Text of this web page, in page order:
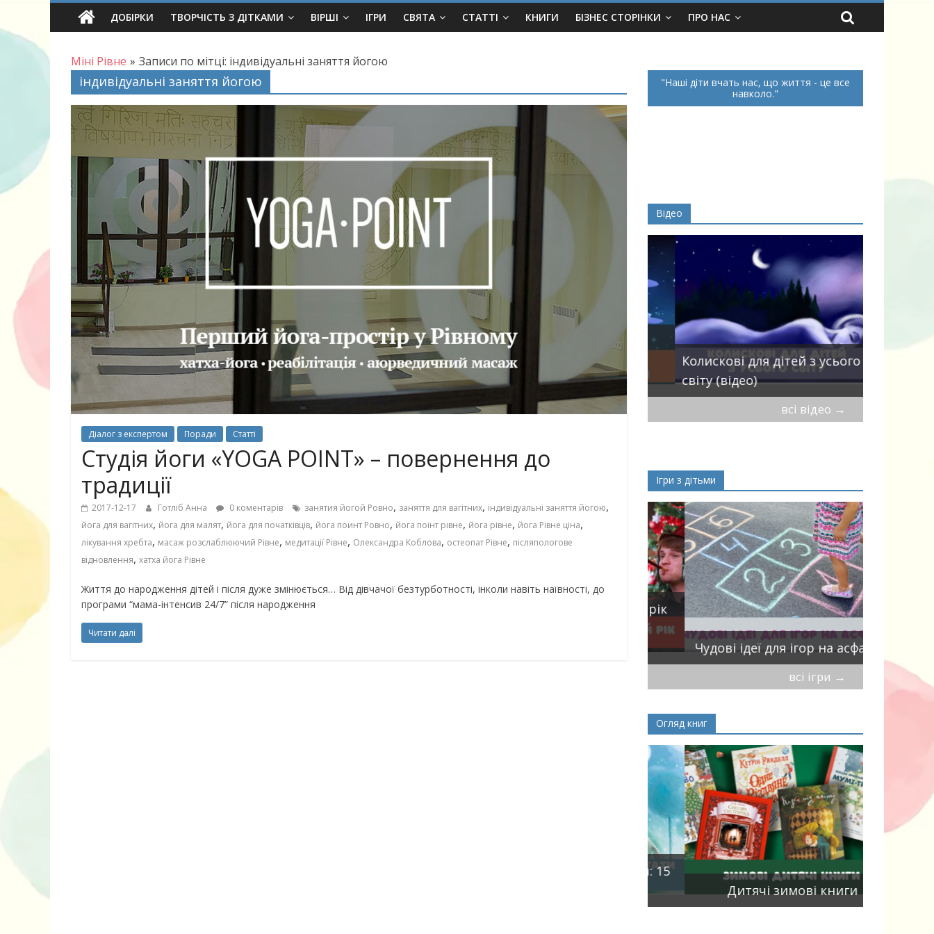
Skip
ДОБІРКИ ТВОРЧІСТЬ З ДІТКАМИ ВІРШІ ІГРИ СВЯТА СТАТТІ КНИГИ БІЗНЕС СТОРІНКИ ПРО НАС
Міні Рівне » Записи по мітці: індивідуальні заняття йогою
індивідуальні заняття йогою
Діалог з експертом Поради Статті
Студія йоги «YOGA POINT» – повернення до
традиції
2017-12-17 Готліб Анна 0 коментарів занятия йогой Ровно, заняття для вагітних, індивідуальні заняття йогою,
йога для вагітних, йога для малят, йога для початківців, йога поинт Ровно, йога поінт рівне, йога рівне, йога Рівне ціна,
лікування хребта, масаж розслаблюючий Рівне, медитації Рівне, Олександра Коблова, остеопат Рівне, післяпологове
відновлення, хатха йога Рівне
Життя до народження дітей і після дуже змінюється… Від дівчачої безтурботності, інколи навіть наївності, до
програми “мама-інтенсив 24/7” після народження
Читати далі
Наші діти вчать нас, що життя - це все
навколо.
Відео
30 найкрасивіших пісень про
Чарівні українські колискові
пісні для дітей (слова та
музика)
Колискові для дітей з усього
світу (відео)
всі відео →
Ігри з дітьми
10 ігор з усього світу, щоб
Чудові ідеї для ігор на асфальті
всі ігри →
Огляд книг
Дитячі зимові книги